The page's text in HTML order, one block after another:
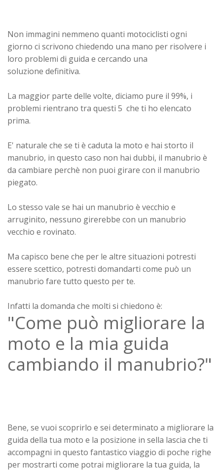
Non immagini nemmeno quanti motociclisti ogni
giorno ci scrivono chiedendo una mano per risolvere i
loro problemi di guida e cercando una
soluzione definitiva.
La maggior parte delle volte, diciamo pure il 99%, i
problemi rientrano tra questi 5 che ti ho elencato
prima.
E' naturale che se ti è caduta la moto e hai storto il
manubrio, in questo caso non hai dubbi, il manubrio è
da cambiare perchè non puoi girare con il manubrio
piegato.
Lo stesso vale se hai un manubrio è vecchio e
arruginito, nessuno girerebbe con un manubrio
vecchio e rovinato.
Ma capisco bene che per le altre situazioni potresti
essere scettico, potresti domandarti come può un
manubrio fare tutto questo per te.
Infatti la domanda che molti si chiedono è:
"Come può migliorare la
moto e la mia guida
cambiando il manubrio?"
Bene, se vuoi scoprirlo e sei determinato a migliorare la
guida della tua moto e la posizione in sella lascia che ti
accompagni in questo fantastico viaggio di poche righe
per mostrarti come potrai migliorare la tua guida, la